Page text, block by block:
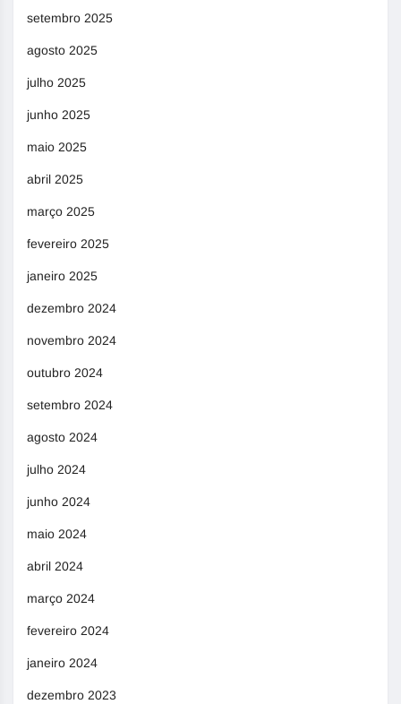
setembro 2025
agosto 2025
julho 2025
junho 2025
maio 2025
abril 2025
março 2025
fevereiro 2025
janeiro 2025
dezembro 2024
novembro 2024
outubro 2024
setembro 2024
agosto 2024
julho 2024
junho 2024
maio 2024
abril 2024
março 2024
fevereiro 2024
janeiro 2024
dezembro 2023